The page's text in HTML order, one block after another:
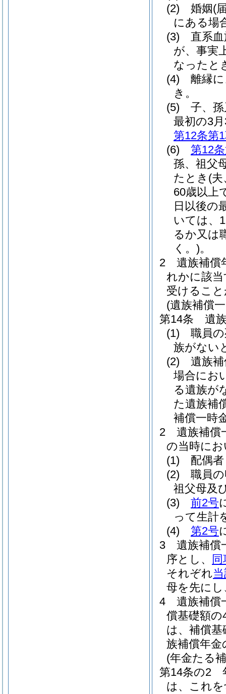
(2)
婚姻(
にある場
(3)
直系
が、事実
なったと
(4)
離縁
き。
(5)
子、
最初の3
第12条第
(6)
第12
孫、祖父
たとき (
60歳以上
日以後の
いては、
るか又は
く。)。
2
遺族補償
れかに該
受けるこ
(遺族補償
第14条
遺
(1)
職員
族がない
(2)
遺族
場合にお
る遺族が
た遺族補
補償一時
2
遺族補償
の当時に
(1)
配偶者
(2)
職員
祖父母及
(3)
前2号
って生計
(4)
第2号
3
遺族補償
序とし、
それぞれ
母を先に
4
遺族補償
償基礎額の
は、補償
族補償年
(年金たる
第14条の2
は、これ